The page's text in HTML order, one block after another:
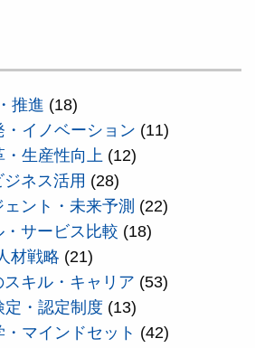
推進 (18)
・イノベーション (11)
・生産性向上(12)
ネス活用 (28)
ント・未来予測 (22)
サービス比較 (18)
材戦略 (21)
キル・キャリア (53)
定・認定制度 (13)
マインドセット (42)